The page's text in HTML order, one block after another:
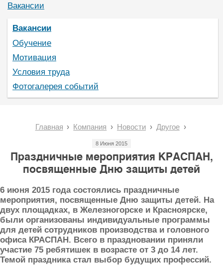
Вакансии
Вакансии
Обучение
Мотивация
Условия труда
Фотогалерея событий
Главная Компания Новости Другое
8 Июня 2015
Праздничные мероприятия КРАСПАН,
посвященные Дню защиты детей
6 июня 2015 года состоялись праздничные
мероприятия, посвященные Дню защиты детей. На
двух площадках, в Железногорске и Красноярске,
были организованы индивидуальные программы
для детей сотрудников производства и головного
офиса КРАСПАН. Всего в праздновании приняли
участие 75 ребятишек в возрасте от 3 до 14 лет.
Темой праздника стал выбор будущих профессий.